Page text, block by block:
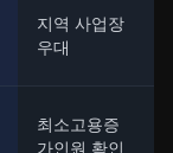
지역 사업장
우대
최소고용증
가인원 확인